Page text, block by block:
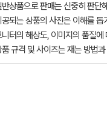
반상품으로 판매는 신중히 판단
공되는 상품의 사진은 이해를
터의 해상도, 이미지의 품질
규격 및 사이즈는 재는 방법